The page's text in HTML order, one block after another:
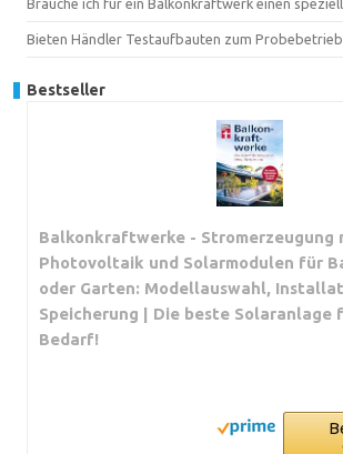
Brauche ich für ein Balkonkraftwerk einen
Bieten Händler Testaufbauten zum Probebetrieb
Bestseller
Balkonkraftwerke - Stromerzeugung
Photovoltaik und Solarmodulen für
oder Garten: Modellauswahl,
Speicherung | Die beste Solaranlage
Bedarf!